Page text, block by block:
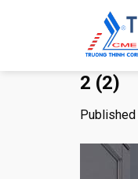
2 (2)
Published